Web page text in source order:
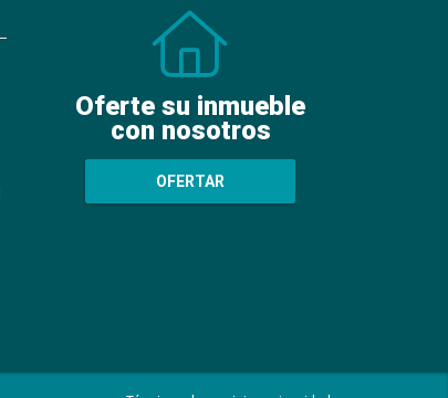
Oferte su inmueble
con nosotros
OFERTAR